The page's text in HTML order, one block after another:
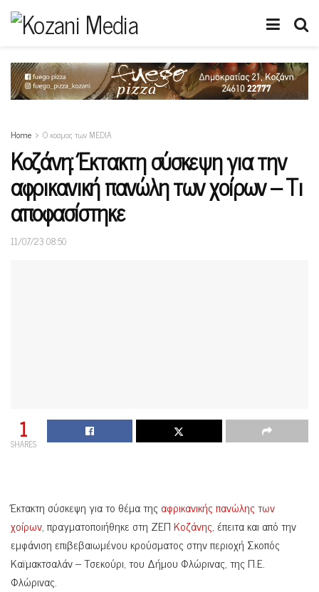
Home Ο κοσμος των MEDIA
Κοζάνη: Έκτακτη σύσκεψη για την
αφρικανική πανώλη των χοίρων – Τι
αποφασίστηκε
11/07/23 08:50
1
SHARES
Έκτακτη σύσκεψη για το θέμα τηςαφρικανικής πανώλης των
χοίρων, πραγματοποιήθηκε στη ΖΕΠΚοζάνης, έπειτα και από την
εμφάνιση επιβεβαιωμένου κρούσματος στην περιοχή Σκοπός
Καϊμακτσαλάν – Τσεκούρι, του Δήμου Φλώρινας, της Π.Ε.
Φλώρινας.